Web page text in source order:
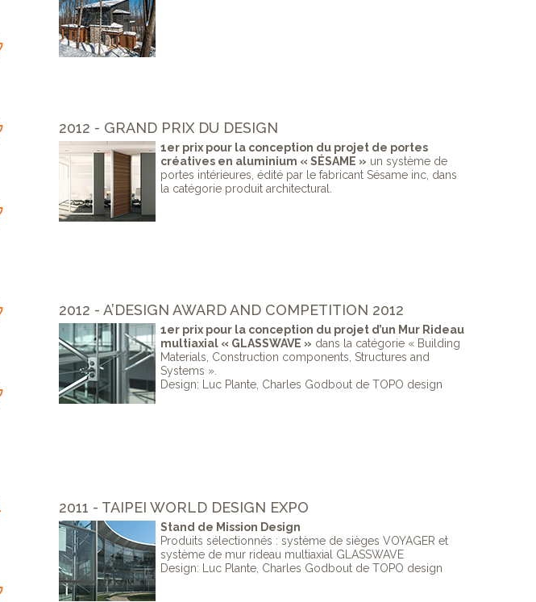
2012 - GRAND PRIX DU DESIGN
1er prix pour la conception du projet de portes
créatives en aluminium « SÉSAME » un système de
portes intérieures, édité par le fabricant Sésame inc, dans
la catégorie produit architectural.
2012 - A’DESIGN AWARD AND COMPETITION 2012
1er prix pour la conception du projet d’un Mur Rideau
multiaxial « GLASSWAVE » dans la catégorie « Building
Materials, Construction components, Structures and
Systems ».
Design: Luc Plante, Charles Godbout de TOPO design
2011 - TAIPEI WORLD DESIGN EXPO
Stand de Mission Design
Produits sélectionnés : système de sièges VOYAGER et
système de mur rideau multiaxial GLASSWAVE
Design: Luc Plante, Charles Godbout de TOPO design